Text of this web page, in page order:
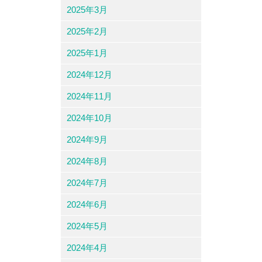
2025年3月
2025年2月
2025年1月
2024年12月
2024年11月
2024年10月
2024年9月
2024年8月
2024年7月
2024年6月
2024年5月
2024年4月